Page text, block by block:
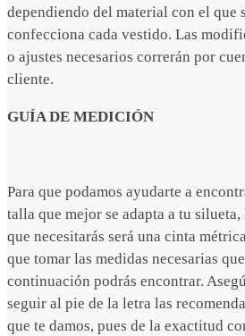
dependiendo del material con el que
confecciona cada vestido. Las
o ajustes necesarios correrán por
cliente.
GUÍA DE MEDICIÓN
Para que podamos ayudarte a
talla que mejor se adapta a tu
que necesitarás será una cinta
que tomar las medidas necesarias
continuación podrás encontrar.
seguir al pie de la letra las
que te damos, pues de la exactitud